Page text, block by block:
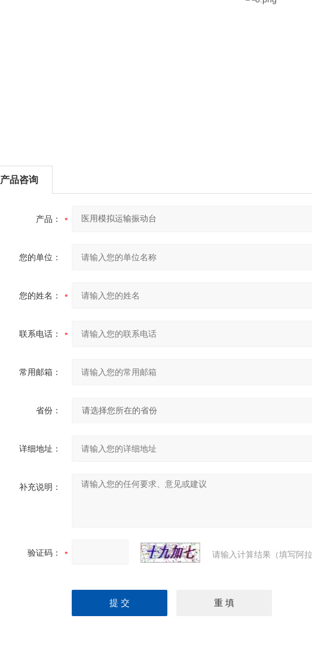
产品咨询
产品：
您的单位：
您的姓名：
联系电话：
常用邮箱：
省份：
详细地址：
补充说明：
验证码： 请输入计算结果（填写阿